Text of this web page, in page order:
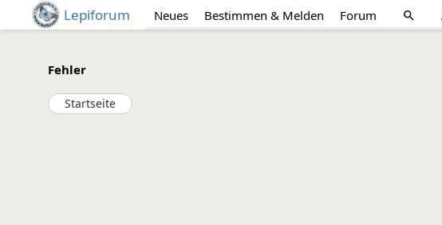
Lepiforum Neues Bestimmen & Melden Forum search
Fehler
Startseite